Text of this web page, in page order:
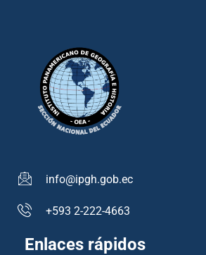
info@ipgh.gob.ec
+593 2-222-4663
Enlaces rápidos